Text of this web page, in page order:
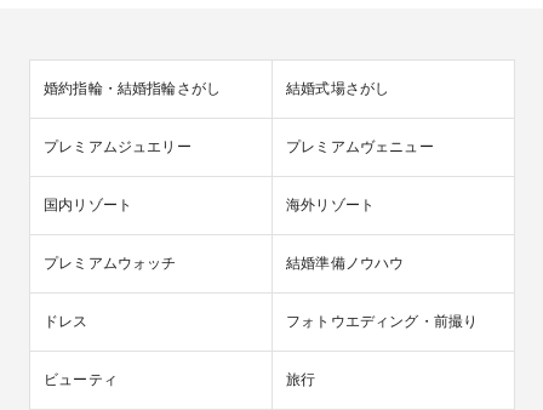
婚約指輪・結婚指輪さがし 結婚式場さがし
プレミアムジュエリー プレミアムヴェニュー
国内リゾート 海外リゾート
プレミアムウォッチ 結婚準備ノウハウ
ドレス フォトウエディング・前撮り
ビューティ 旅行